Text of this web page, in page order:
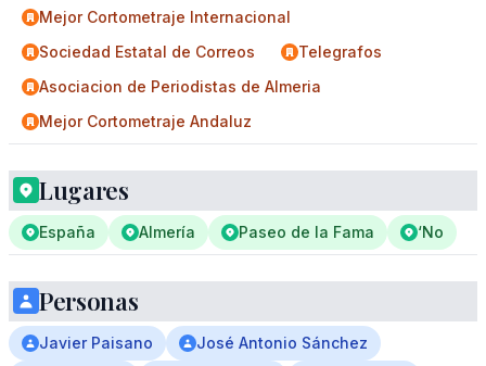
Mejor Cortometraje Internacional
Sociedad Estatal de Correos
Telegrafos
Asociacion de Periodistas de Almeria
Mejor Cortometraje Andaluz
Lugares
España Almería Paseo de la Fama ‘No
Personas
Javier Paisano
José Antonio Sánchez